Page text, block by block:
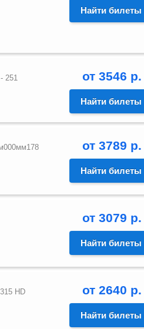
Найти билеты
251 от 3546 р.
Найти билеты
от 3789 р.
Найти билеты
от 3079 р.
Найти билеты
HD от 2640 р.
Найти билеты